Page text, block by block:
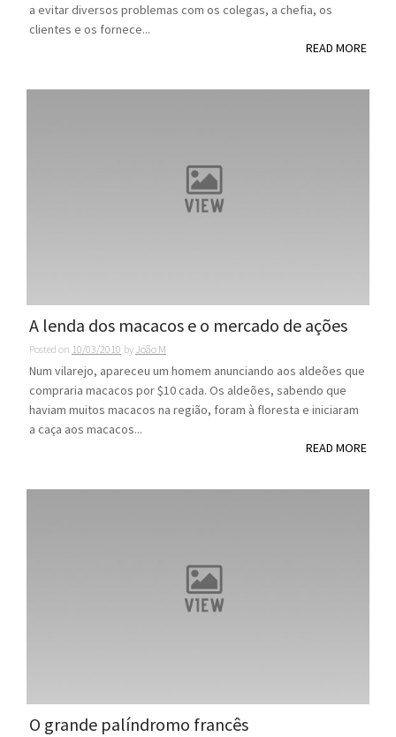
a evitar diversos problemas com os colegas, a chefia, os
clientes e os fornece...
READ MORE
A lenda dos macacos e o mercado de ações
Posted on 10/03/2010 by João M
Num vilarejo, apareceu um homem anunciando aos aldeões que
compraria macacos por $10 cada. Os aldeões, sabendo que
haviam muitos macacos na região, foram à floresta e iniciaram
a caça aos macacos...
READ MORE
O grande palíndromo francês